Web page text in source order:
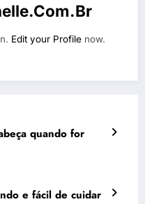
Edit your Profile now.
quando for
e fácil de cuidar